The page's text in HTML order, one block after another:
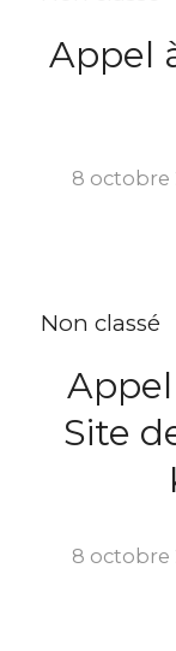
Appel
8 octobre
Non classé
Site
8 octobre